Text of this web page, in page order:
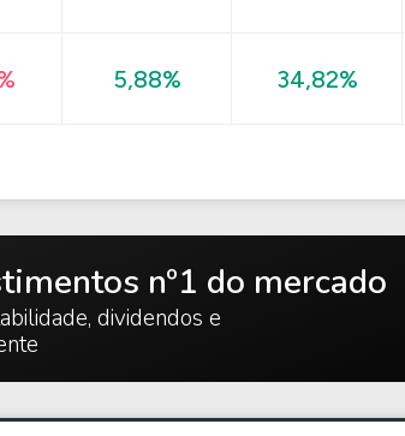
5,88% 34,82%
nº1 do mercado
dividendos e